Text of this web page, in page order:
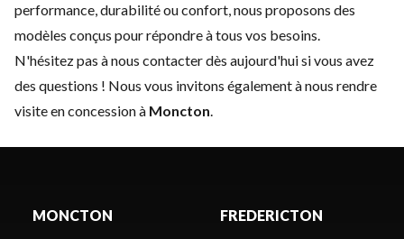
performance, durabilité ou confort, nous proposons des
modèles conçus pour répondre à tous vos besoins.
N'hésitez pas ànous contacterdès aujourd'hui si vous avez
des questions ! Nous vous invitons également à nous rendre
visite en concession à Moncton.
MONCTON FREDERICTON